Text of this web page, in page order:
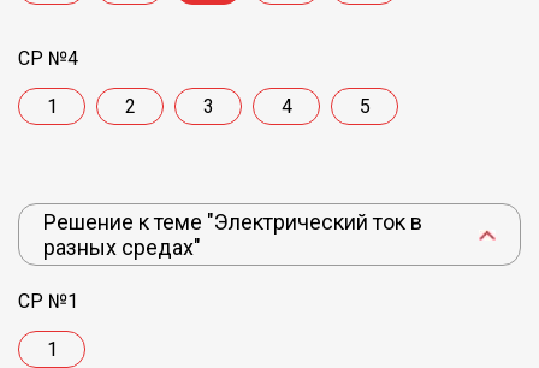
СР №4
1 2 3 4 5
Решение к теме "Электрический ток в
разных средах"
СР №1
1